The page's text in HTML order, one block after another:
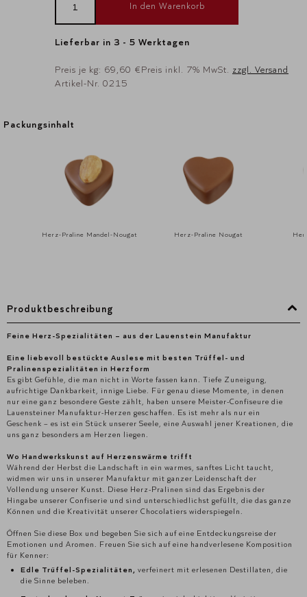
In den Warenkorb
Lieferbar in 3 - 5 Werktagen
Preis je kg: 69,60 €Preis inkl. 7% MwSt. zzgl. Versand
Artikel-Nr. 0215
Packungsinhalt
Packungsinhalt
Herz-Praline Mandel-Nougat Herz-Praline Nougat
Produktbeschreibung
Feine Herz-Spezialitäten – aus der Lauenstein Manufaktur
Eine liebevoll bestückte Auslese mit besten Trüffel- und
Pralinenspezialitäten in Herzform
Es gibt Gefühle, die man nicht in Worte fassen kann. Tiefe Zuneigung,
aufrichtige Dankbarkeit, innige Liebe. Für genau diese Momente, in denen
nur eine ganz besondere Geste zählt, haben unsere Meister-Confiseure die
Lauensteiner Manufaktur-Herzen geschaffen. Es ist mehr als nur ein
Geschenk – es ist ein Stück unserer Seele, eine Auswahl jener Kreationen, die
uns ganz besonders am Herzen liegen.
Wo Handwerkskunst auf Herzenswärme trifft
Während der Herbst die Landschaft in ein warmes, sanftes Licht taucht,
widmen wir uns in unserer Manufaktur mit ganzer Leidenschaft der
Vollendung unserer Kunst. Diese Herz-Pralinen sind das Ergebnis der
Hingabe unserer Confiserie und sind unterschiedlichst gefüllt, die das ganze
Können und die Kreativität unserer Chocolatiers widerspiegeln.
Öffnen Sie diese Box und begeben Sie sich auf eine Entdeckungsreise der
Emotionen und Aromen. Freuen Sie sich auf eine handverlesene Komposition
für Kenner:
Edle Trüffel-Spezialitäten,
verfeinert mit erlesenen Destillaten, die
die Sinne beleben.